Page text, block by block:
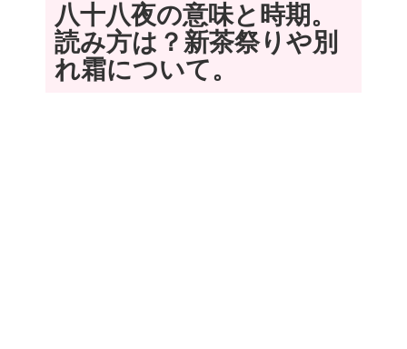
八十八夜の意味と時期。
読み方は？新茶祭りや別
れ霜について。